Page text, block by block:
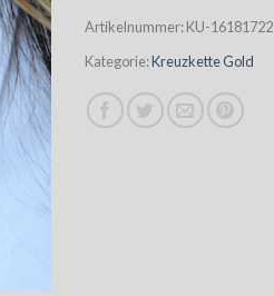
Artikelnummer:KU-16181722
Kategorie:Kreuzkette Gold